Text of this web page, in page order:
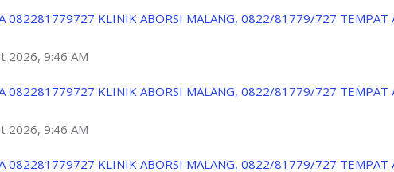
082281779727 KLINIK ABORSI MALANG, 0822/81779/727 TEMPAT
2026, 9:46 AM
082281779727 KLINIK ABORSI MALANG, 0822/81779/727 TEMPAT
2026, 9:46 AM
082281779727 KLINIK ABORSI MALANG, 0822/81779/727 TEMPAT